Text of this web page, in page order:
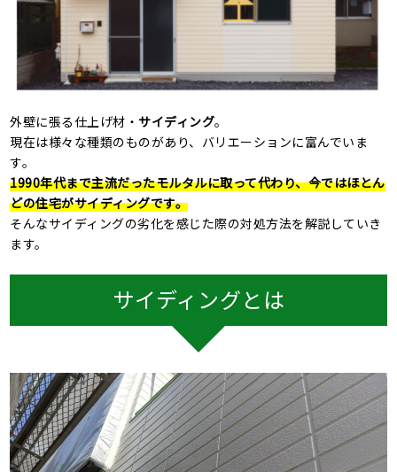
外壁に張る仕上げ材・ サイディング。
現在は様々な種類のものがあり、バリエーションに富んでいま
す。
1990年代まで主流だったモルタルに取って代わり、今ではほとん
どの住宅がサイディングです。
そんなサイディングの劣化を感じた際の対処方法を解説していき
ます。
サイディングとは